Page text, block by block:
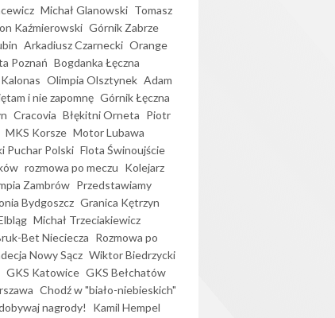
Michał Glanowski Tomasz
Kaźmierowski Górnik Zabrze
Arkadiusz Czarnecki Orange
Poznań Bogdanka Łęczna
Olimpia Olsztynek Adam
i nie zapomnę Górnik Łęczna
Cracovia Błękitni Orneta Piotr
MKS Korsze Motor Lubawa
Puchar Polski Flota Świnoujście
rozmowa po meczu Kolejarz
Zambrów Przedstawiamy
Bydgoszcz Granica Kętrzyn
Michał Trzeciakiewicz
Bet Nieciecza Rozmowa po
Nowy Sącz Wiktor Biedrzycki
GKS Katowice GKS Bełchatów
Chodź w "biało-niebieskich"
nagrody!
Kamil Hempel